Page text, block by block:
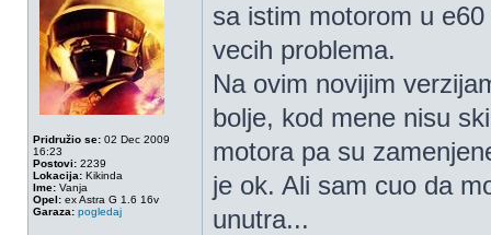
Pridružio se: 02 Dec 2009
16:23
Postovi: 2239
Lokacija: Kikinda
Ime: Vanja
Opel: ex Astra G 1.6 16v
Garaza: pogledaj
sa istim motorom u
vecih problema.
Na ovim novijim
bolje, kod mene nisu
motora pa su
je ok. Ali sam cuo da
unutra...